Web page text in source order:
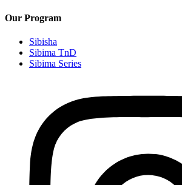
Our Program
Sibisha
Sibima TnD
Sibima Series